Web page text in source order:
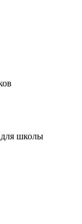
школы